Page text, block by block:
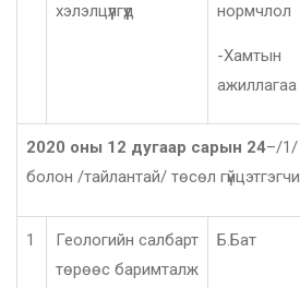
хэлэлцүүлгүүд
нормчлол
-Хамтын
ажиллагаа
2020 оны 12 дугаар сарын 24–/1/
болон /тайлантай/ төсөл
1
Геологийн салбарт
төрөөс баримталж
Б.Бат